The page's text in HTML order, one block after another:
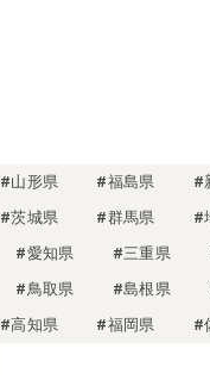
#山形県 #福島県
#
#茨城県 #群馬県
#
#愛知県 #三重県
#鳥取県 #島根県
#高知県 #福岡県
#